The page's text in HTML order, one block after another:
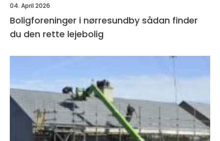
04. April 2026
Boligforeninger i nørresundby sådan finder
du den rette lejebolig